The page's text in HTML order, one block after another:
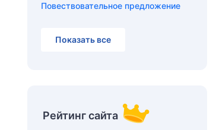
Повествовательное предложение
Показать все
Рейтинг сайта